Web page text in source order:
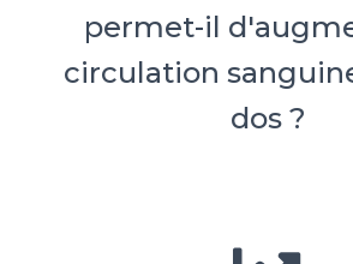
permet-il
circulation
dos ?